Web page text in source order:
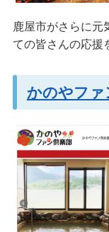
鹿屋市がさらに元
ての皆さんの応援
かのやファ